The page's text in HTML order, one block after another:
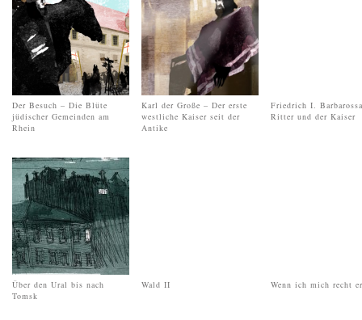
Der Besuch – Die Blüte
jüdischer Gemeinden am
Rhein
Karl der Große – Der erste
westliche Kaiser seit der
Antike
Friedrich I.
Ritter und der Kaiser
Über den Ural bis nach
Tomsk
Wald II Wenn ich mich recht